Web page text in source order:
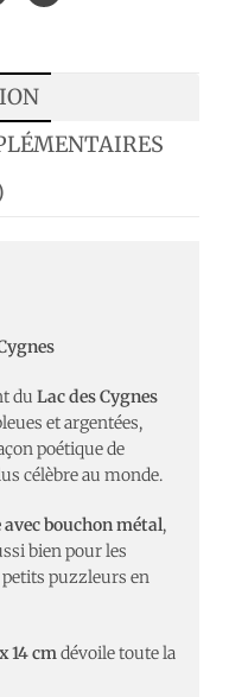
du Lac des Cygnes
et argentées,
poétique de
célèbre au monde.
bouchon métal,
bien pour les
puzzleurs en
14 cmdévoile toute la